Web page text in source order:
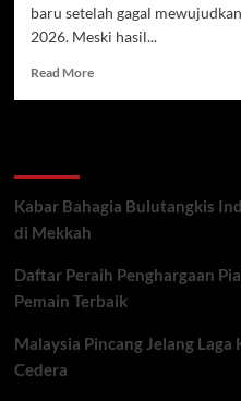
baru setelah gagal
2026. Meski hasil...
Read MoreRead
Timnas
Bersiap
Menuju
Dunia
Kabar Bahagia Bulutangkis
di Mekkah
Daftar Peraih Penghargaan
Pemain Terbaik
Malaysia Pincang Jelang
Cedera